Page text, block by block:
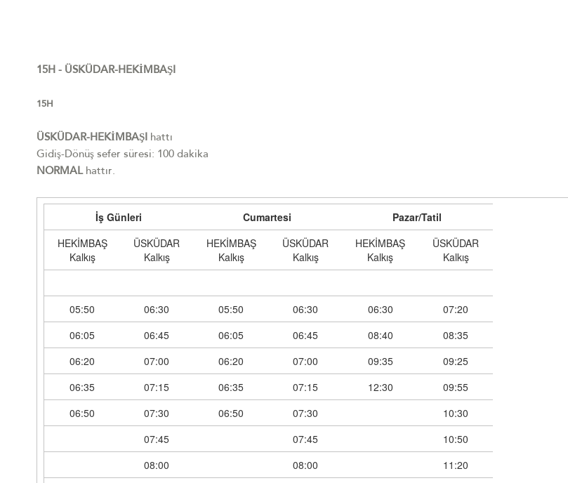
15H - ÜSKÜDAR-HEKİMBAŞI
15H
ÜSKÜDAR-HEKİMBAŞI hattı
Gidiş-Dönüş sefer süresi: 100 dakika
NORMALhattır.
İş Günleri Cumartesi
Pazar/Tatil
HEKİMBAŞ
Kalkış
ÜSKÜDAR
Kalkış
HEKİMBAŞ
Kalkış
ÜSKÜDAR
Kalkış
HEKİMBAŞ
Kalkış
ÜSKÜDAR
Kalkış
05:50 06:30 05:50 06:30 06:30
07:20
06:05
06:45 06:05 06:45 08:40
08:35
06:20
07:00 06:20 07:00 09:35
09:25
06:35
07:15 06:35 07:15 12:30
09:55
06:50
07:30 06:50 07:30
10:30
07:45
07:45
10:50
08:00
08:00
11:20